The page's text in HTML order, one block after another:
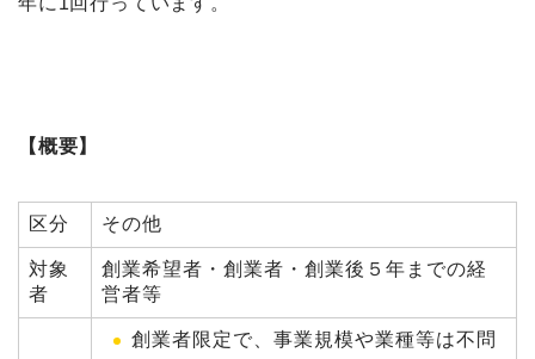
【概要】
区分 その他
対象
者
創業希望者・創業者・創業後５年までの経
営者等
創業者限定で、事業規模や業種等は不問